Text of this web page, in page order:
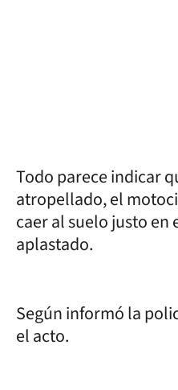
Todo parece indicar
atropellado, el
caer al suelo justo en
aplastado.
Según informó la
el acto.